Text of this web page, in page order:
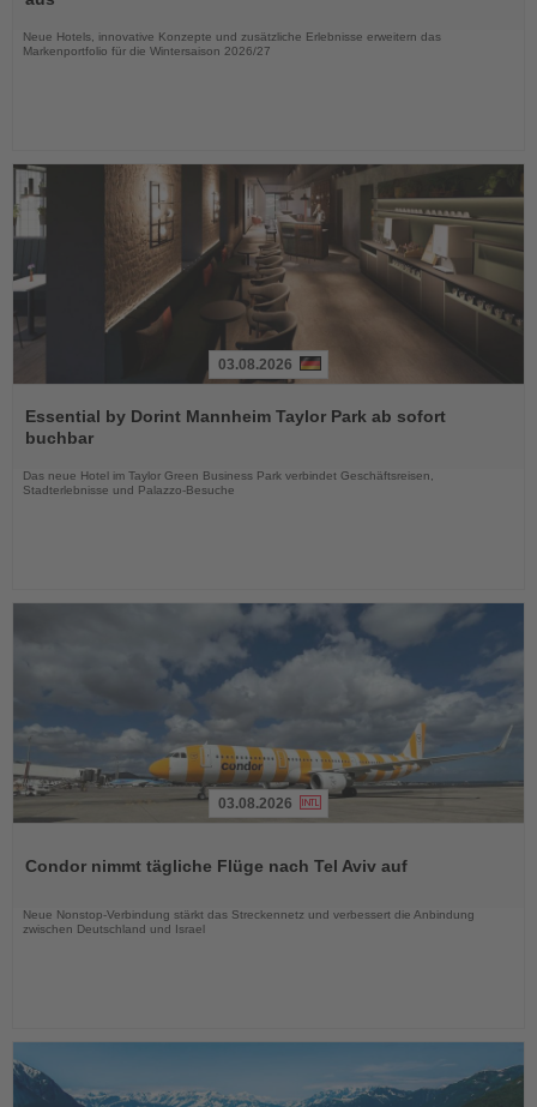
Neue Hotels, innovative Konzepte und zusätzliche Erlebnisse erweitern das
Markenportfolio für die Wintersaison 2026/27
Sie
die
03.08.2026
Essential by Dorint Mannheim Taylor Park ab sofort
buchbar
Das neue Hotel im Taylor Green Business Park verbindet Geschäftsreisen,
Stadterlebnisse und Palazzo-Besuche
die
03.08.2026
Condor nimmt tägliche Flüge nach Tel Aviv auf
Neue Nonstop-Verbindung stärkt das Streckennetz und verbessert die Anbindung
zwischen Deutschland und Israel